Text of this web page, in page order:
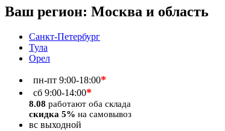
Ваш регион: Москва и область
Санкт-Петербург
Тула
Орел
пн-пт 9:00-18:00*
сб 9:00-14:00*
8.08 работают оба склада
скидка 5% на самовывоз
вс выходной